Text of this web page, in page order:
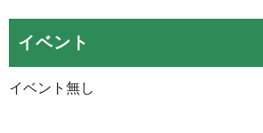
イベント
イベント無し